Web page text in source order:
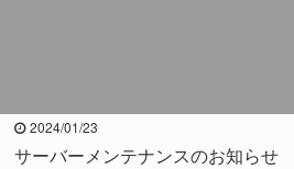
2024/01/23
サーバーメンテナンスのお知らせ